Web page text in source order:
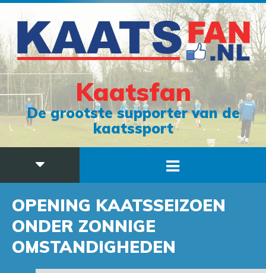
Kaatsfan
De grootste supporter van de
kaatssport
OPENING KAATSSEIZOEN
ONDER ZONNIGE
OMSTANDIGHEDEN